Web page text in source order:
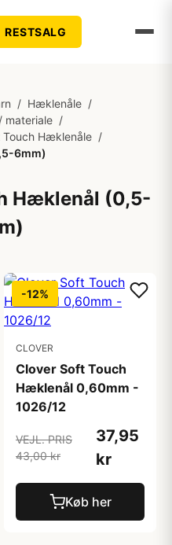
RESTSALG
/ Hæklenåle /
materiale /
Touch Hæklenåle /
6mm)
Hæklenål (0,5-
-12%
CLOVER
Clover Soft Touch
Hæklenål 0,60mm -
1026/12
VEJL. PRIS
43,00 kr
37,95
kr
Køb her